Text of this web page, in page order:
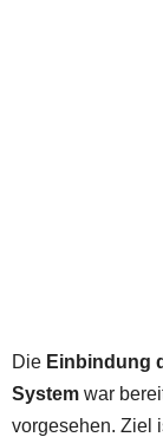
Die Einbindung
System war
vorgesehen. Ziel